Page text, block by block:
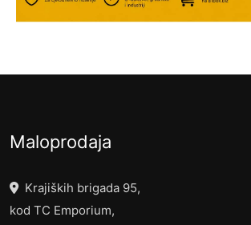
Maloprodaja
Krajiških brigada 95,
kod TC Emporium,